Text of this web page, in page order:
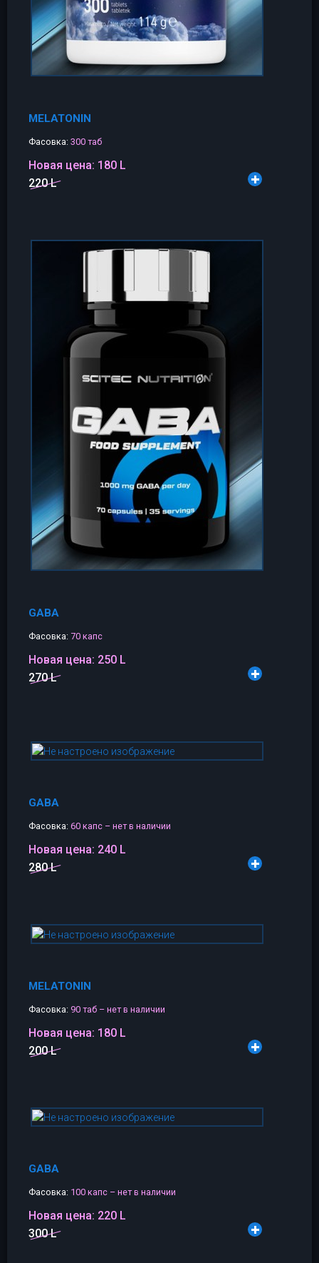
MELATONIN
Фасовка: 300 таб
Новая цена: 180 L
220 L
GABA
Фасовка: 70 капс
Новая цена: 250 L
270 L
GABA
Фасовка: 60 капс – нет в наличии
Новая цена: 240 L
280 L
MELATONIN
Фасовка: 90 таб – нет в наличии
Новая цена: 180 L
200 L
GABA
Фасовка: 100 капс – нет в наличии
Новая цена: 220 L
300 L